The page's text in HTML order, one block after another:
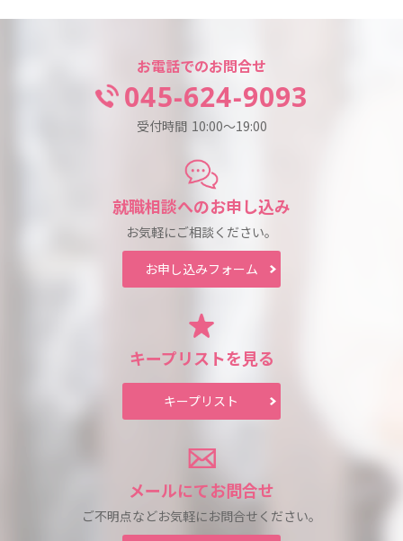
お電話でのお問合せ
045-624-9093
受付時間 10:00～19:00
就職相談へのお申し込み
お気軽にご相談ください。
お申し込みフォーム
キープリストを見る
キープリスト
メールにてお問合せ
ご不明点などお気軽にお問合せください。